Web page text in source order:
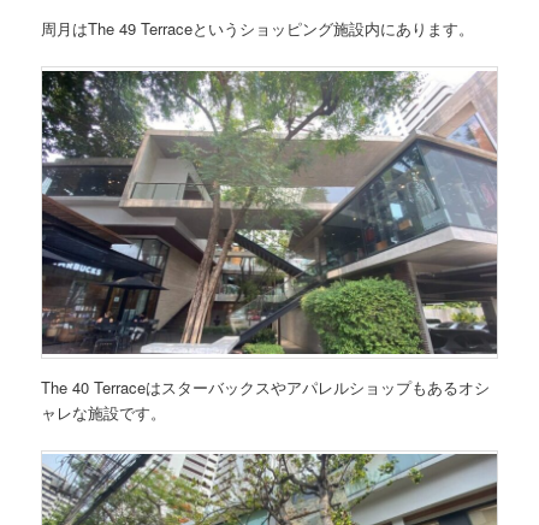
周月はThe 49 Terraceというショッピング施設内にあります。
The 40 Terraceはスターバックスやアパレルショップもあるオシ
ャレな施設です。